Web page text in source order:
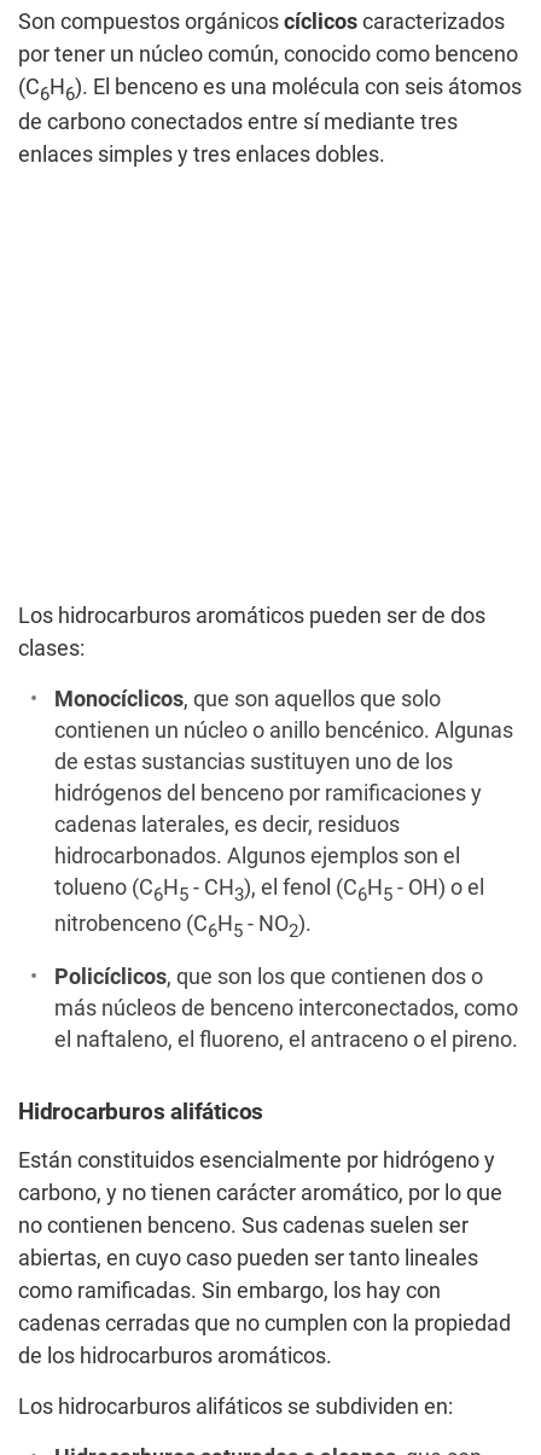
Son compuestos orgánicos cíclicos caracterizados
por tener un núcleo común, conocido como benceno
(C6H6). El benceno es una molécula con seis átomos
de carbono conectados entre sí mediante tres
enlaces simples y tres enlaces dobles.
Los hidrocarburos aromáticos pueden ser de dos
clases:
Monocíclicos, que son aquellos que solo
contienen un núcleo o anillo bencénico. Algunas
de estas sustancias sustituyen uno de los
hidrógenos del benceno por ramificaciones y
cadenas laterales, es decir, residuos
hidrocarbonados. Algunos ejemplos son el
tolueno (C6H 5 - CH3), el fenol (C6H 5 - OH) o el
nitrobenceno (C6H5 - NO2).
Policíclicos, que son los que contienen dos o
más núcleos de benceno interconectados, como
el naftaleno, el fluoreno, el antraceno o el pireno.
Hidrocarburos alifáticos
Están constituidos esencialmente por hidrógeno y
carbono, y no tienen carácter aromático, por lo que
no contienen benceno. Sus cadenas suelen ser
abiertas, en cuyo caso pueden ser tanto lineales
como ramificadas. Sin embargo, los hay con
cadenas cerradas que no cumplen con la propiedad
de los hidrocarburos aromáticos.
Los hidrocarburos alifáticos se subdividen en: